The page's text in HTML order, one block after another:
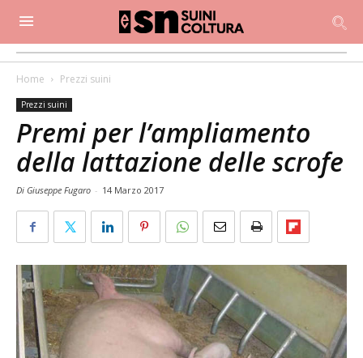
Home Prezzi suini
Prezzi suini
Premi per l’ampliamento
della lattazione delle scrofe
Di Giuseppe Fugaro - 14 Marzo 2017